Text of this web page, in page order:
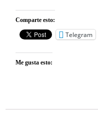
Comparte esto:
Telegram
Me gusta esto: